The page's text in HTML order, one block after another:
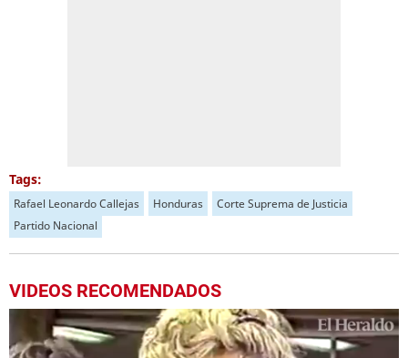
Tags:
Rafael Leonardo Callejas Honduras
Corte Suprema de Justicia
Partido Nacional
VIDEOS RECOMENDADOS